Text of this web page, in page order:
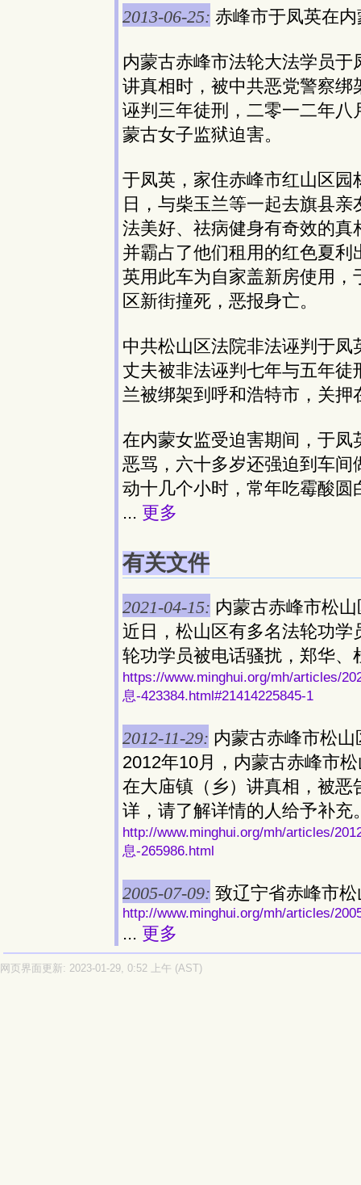
2013-06-25: 赤峰市于凤英在
内蒙古赤峰市法轮大法学员
讲真相时，被中共恶党警察
诬判三年徒刑，二零一二年
蒙古女子监狱迫害。
于凤英，家住赤峰市红山区
日，与柴玉兰等一起去旗县
法美好、祛病健身有奇效的
并霸占了他们租用的红色夏
英用此车为自家盖新房使用
区新街撞死，恶报身亡。
中共松山区法院非法诬判于
丈夫被非法诬判七年与五年
兰被绑架到呼和浩特市，关
在内蒙女监受迫害期间，于凤
恶骂，六十多岁还强迫到车
动十几个小时，常年吃霉酸圆
... 更多
有关文件
2021-04-15: 内蒙古赤峰市松
近日，松山区有多名法轮功
轮功学员被电话骚扰，郑华
https://www.minghui.org/mh/articles/
息-423384.html#21414225845-1
2012-11-29: 内蒙古赤峰市松
2012年10月，内蒙古赤峰市
在大庙镇（乡）讲真相，被
详，请了解详情的人给予补充
http://www.minghui.org/mh/articles/
息-265986.html
2005-07-09: 致辽宁省赤峰市
http://www.minghui.org/mh/articles/
... 更多
网页界面更新: 2023-01-29, 0:52 上午 (AST)